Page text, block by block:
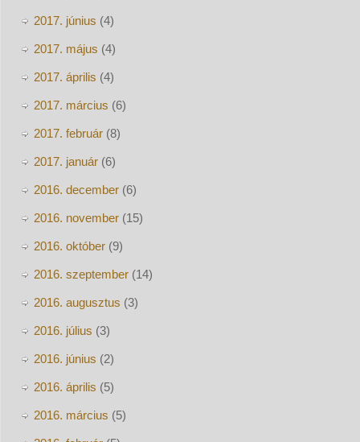
2017. június (4)
2017. május (4)
2017. április (4)
2017. március (6)
2017. február(8)
2017. január(6)
2016. december(6)
2016. november(15)
2016. október(9)
2016. szeptember(14)
2016. augusztus (3)
2016. július (3)
2016. június (2)
2016. április (5)
2016. március (5)